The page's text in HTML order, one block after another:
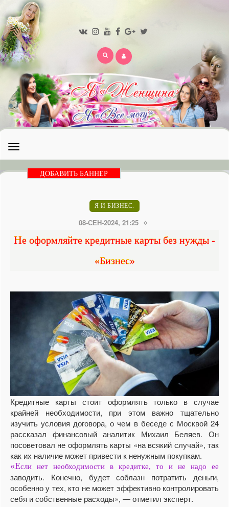
Открыть
меню
ДОБАВИТЬ БАННЕР
Я И БИЗНЕС.
08-СЕН-2024, 21:25
Не оформляйте кредитные карты без нужды -
«Бизнес»
Кредитные карты стоит оформлять только в случае
крайней необходимости, при этом важно тщательно
изучить условия договора, о чем в беседе с Москвой 24
рассказал финансовый аналитик Михаил Беляев. Он
посоветовал не оформлять карты «на всякий случай», так
как их наличие может привести к ненужным покупкам.
«Если нет необходимости в кредитке, то и не надо ее
заводить. Конечно, будет соблазн потратить деньги,
особенно у тех, кто не может эффективно контролировать
себя и собственные расходы», — отметил эксперт.